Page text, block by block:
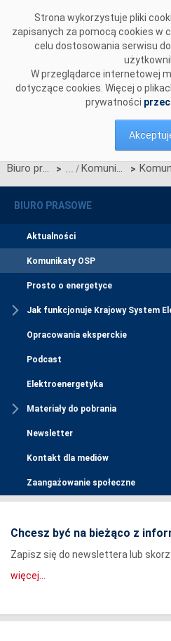
Strona wykorzystuje pliki
zapisanych za pomocą cookies w
celu dostosowania serwisu
W przeglądarce internetowej
dotyczące cookies. Więcej o
prywatności
Biuro prasowe > Komunikaty OSP >
BIURO PRASOWE
Aktualności
Komunikaty OSP
Prosto o energetyce
Jak funkcjonuje Krajowy System
Opracowania eksperckie
Podcast
Elektroenergetyka
Materiały do pobrania
Newsletter
Kontakt dla mediów
Zaangażowanie społeczne
Chcesz być na bieżąco z
Zapisz się do newslettera lub
więcej...